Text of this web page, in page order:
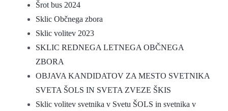
Šrot bus 2024
Sklic Občnega zbora
Sklic volitev 2023
SKLIC REDNEGA LETNEGA OBČNEGA
ZBORA
OBJAVA KANDIDATOV ZA MESTO SVETNIKA
SVETA ŠOLS IN SVETA ZVEZE ŠKIS
Sklic volitev svetnika v Svetu ŠOLS in svetnika v